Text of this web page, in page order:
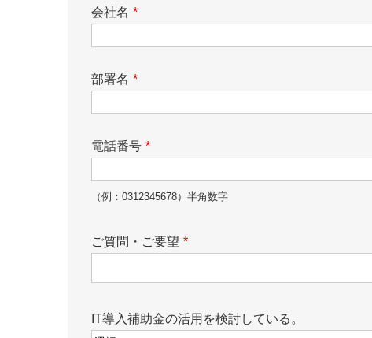
*
会社名
*
部署名
*
電話番号
（例：0312345678）半角数字
*
ご質問・ご要望
IT導入補助金の活用を検討している。